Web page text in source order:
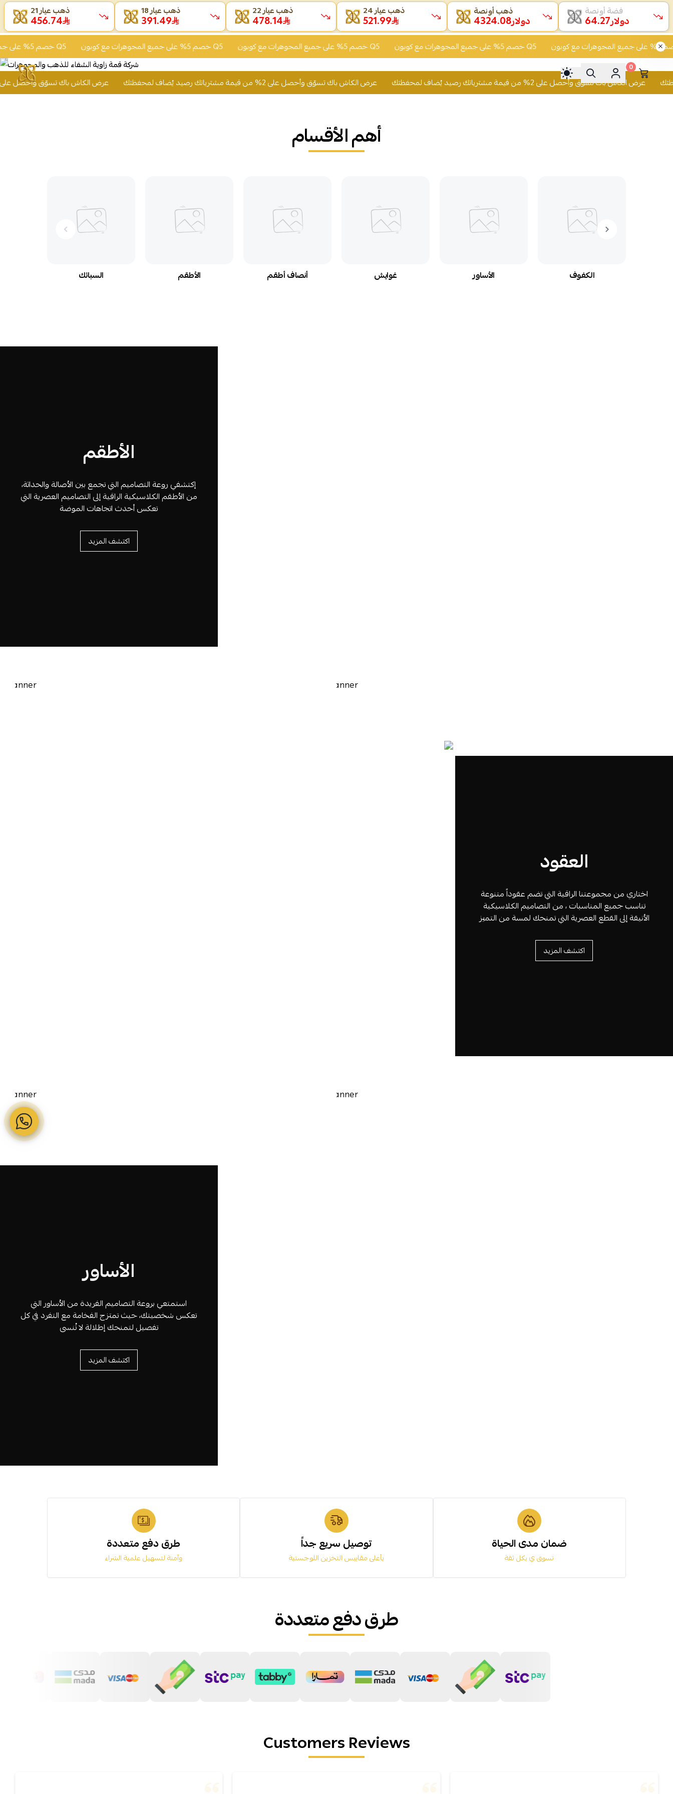
خصم 5% على جميع المجوهرات مع كوبون Q5 خصم 5% على جميع المجوهرات مع كوبون Q5 خصم 5% على جميع المجوهرات مع كوبون Q5 خصم 5% على جميع المجوهرات مع كوبون Q5 خصم 5% على جميع المجوهرات مع كوبون Q5
0
عرض الكاش باك تسوّق وأحصل على 2% من قيمة عرض الكاش باك تسوّق وأحصل على 2% من قيمة مشترياتك رصيد يُضاف لمحفظتك عرض الكاش باك تسوّق وأحصل على 2% من قيمة مشترياتك رصيد يُضاف لمحفظتك
أهم الأقسام
السبائك الأطقم أنصاف أطقم غوايش الأساور الكفوف
الأطقم
إكتشفي روعة التصاميم التي تجمع بين الأصالة والحداثة،
من الأطقم الكلاسيكية الراقية إلى التصاميم العصرية التي
تعكس أحدث اتجاهات الموضة
اكتشف المزيد
العقود
اختاري من مجموعتنا الراقية التي تضم عقوداً متنوعة
تناسب جميع المناسبات ، من التصاميم الكلاسيكية
الأنيقة إلى القطع العصرية التي تمنحك لمسة من التميز
اكتشف المزيد
الأساور
استمتعي بروعة التصاميم الفريدة من الأساور التي
تعكس شخصيتك، حيث تمتزج الفخامة مع التفرد في كل
تفصيل لتمنحك إطلالة لا تُنسى
اكتشف المزيد
طرق دفع متعددة
وآمنة لتسهيل علمية الشراء
توصيل سريع جداً
بأعلى مقاييس التخزين اللوجستية
ضمان مدى الحياة
تسوق ي بكل ثقة
طرق دفع متعددة
Customers Reviews
ذهب عيار 21
456.73
ذهب عيار 18
391.53
ذهب عيار 22
478.1
ذهب عيار 24
522.01
ذهب أونصة
4324.05دولار
فضة أونصة
64.22دولار